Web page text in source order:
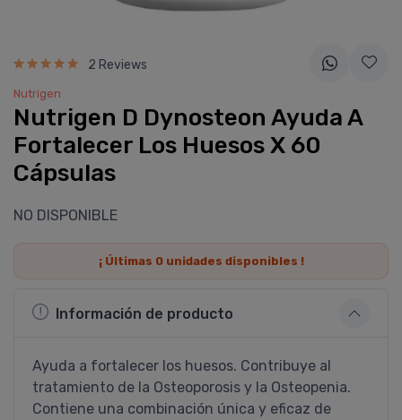
2 Reviews
Nutrigen
Nutrigen D Dynosteon Ayuda A
Fortalecer Los Huesos X 60
Cápsulas
NO DISPONIBLE
¡ Últimas 0unidades disponibles !
Información de producto
Ayuda a fortalecer los huesos. Contribuye al
tratamiento de la Osteoporosis y la Osteopenia.
Contiene una combinación única y eficaz de